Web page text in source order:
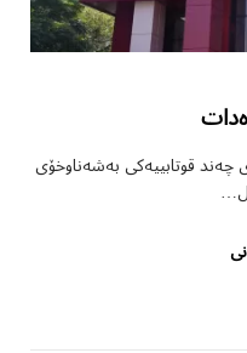
چەند قوتابییەکی بەشەناوخۆی